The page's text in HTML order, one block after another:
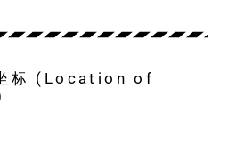
标 (Location of